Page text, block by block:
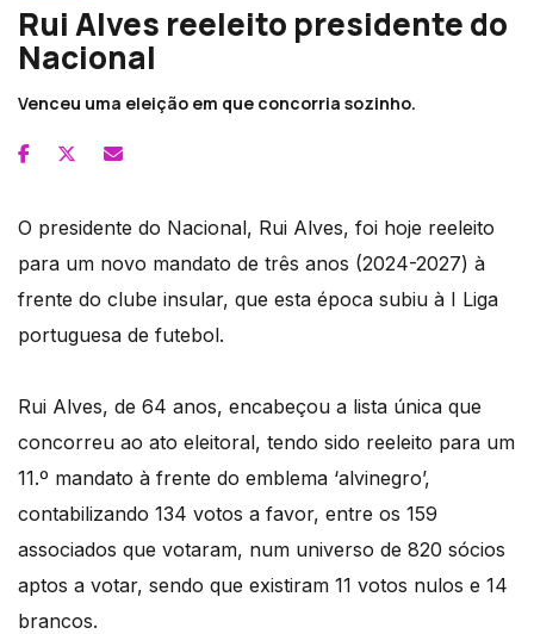
Rui Alves reeleito presidente do
Nacional
Venceu uma eleição em que concorria sozinho.
O presidente do Nacional, Rui Alves, foi hoje reeleito
para um novo mandato de três anos (2024-2027) à
frente do clube insular, que esta época subiu à I Liga
portuguesa de futebol.
Rui Alves, de 64 anos, encabeçou a lista única que
concorreu ao ato eleitoral, tendo sido reeleito para um
11.º mandato à frente do emblema ‘alvinegro’,
contabilizando 134 votos a favor, entre os 159
associados que votaram, num universo de 820 sócios
aptos a votar, sendo que existiram 11 votos nulos e 14
brancos.